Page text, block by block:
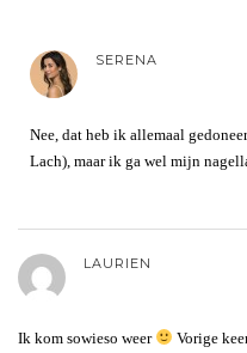
SERENA
Nee, dat heb ik allemaal
Lach), maar ik ga wel mijn
LAURIEN
Ik kom sowieso weer
Vorige